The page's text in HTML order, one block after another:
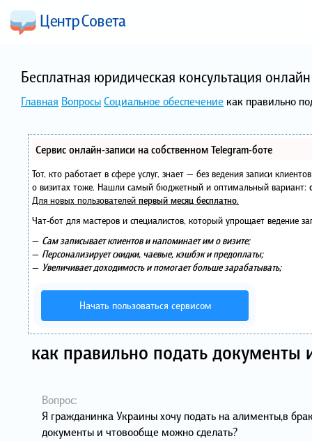
Бесплатная юридическая консультация
Главная ВопросыСоциальное обеспечение как правильно
Сервис онлайн-записи на собственном Telegram-боте
Тот, кто работает в сфере услуг, знает — без ведения записи
о визитах тоже. Нашли самый бюджетный и оптимальный вариант:
Для новых пользователей первый месяц бесплатно.
Чат-бот для мастеров и специалистов, который упрощает ведение
— Сам записывает клиентов и напоминает им о визите;
— Персонализирует скидки, чаевые, кэшбэк и предоплаты;
— Увеличивает доходимость и помогает больше зарабатывать;
Начать пользоваться сервисом
как правильно подать
Вопрос:
Я гражданинка Украины хочу подать на алименты,в
документы и чтовообще можно сделать?